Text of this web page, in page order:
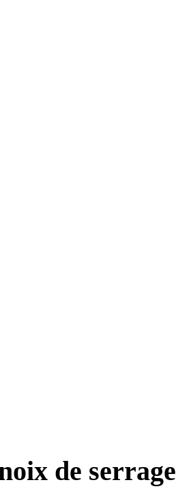
de serrage